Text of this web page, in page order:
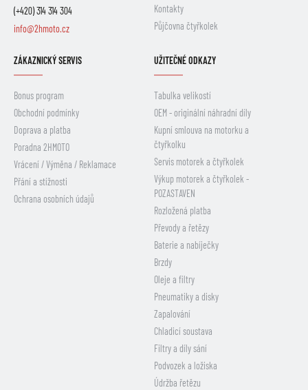
(+420) 314 314 304
info@2hmoto.cz
Kontakty
Půjčovna čtyřkolek
ZÁKAZNICKÝ SERVIS
Bonus program
Obchodní podmínky
Doprava a platba
Poradna 2HMOTO
Vrácení / Výměna / Reklamace
Přání a stížnosti
Ochrana osobních údajů
UŽITEČNÉ ODKAZY
Tabulka velikostí
OEM - originální náhradní díly
Kupní smlouva na motorku a
čtyřkolku
Servis motorek a čtyřkolek
Výkup motorek a čtyřkolek -
POZASTAVEN
Rozložená platba
Převody a řetězy
Baterie a nabíječky
Brzdy
Oleje a filtry
Pneumatiky a disky
Zapalování
Chladicí soustava
Filtry a díly sání
Podvozek a ložiska
Údržba řetězu